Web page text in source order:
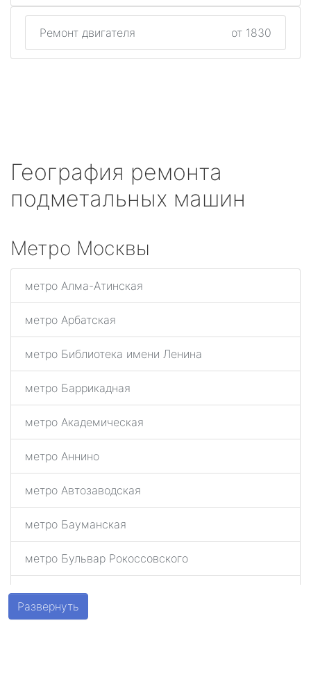
Ремонт двигателя от 1830
География ремонта
подметальных машин
Метро Москвы
метро Алма-Атинская
метро Арбатская
метро Библиотека имени Ленина
метро Баррикадная
метро Академическая
метро Аннино
метро Автозаводская
метро Бауманская
метро Бульвар Рокоссовского
метро Беговая
Развернуть